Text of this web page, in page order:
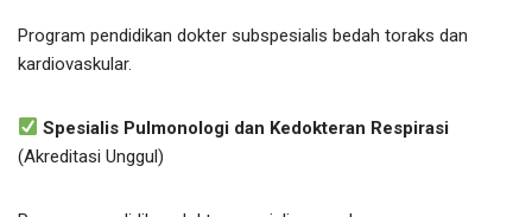
Program pendidikan dokter subspesialis bedah toraks dan
kardiovaskular.
Spesialis Pulmonologi dan Kedokteran Respirasi
(Akreditasi Unggul)